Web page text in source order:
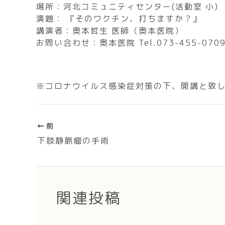
場所：河北コミュニティセンター(活動室 小)
演題： 『そのワクチン、打ちますか？』
講演者：奥本哲生 医師（奥本医院）
お問い合わせ：奥本医院 Tel.073-455-0709
※コロナウイルス感染症対策の下、開講と致
前
下肢静脈瘤の手術
関連投稿